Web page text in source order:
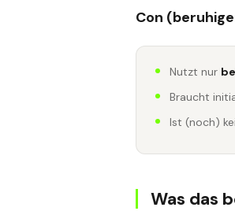
Con
Nutzt nur
Braucht
Ist (noch)
Was das